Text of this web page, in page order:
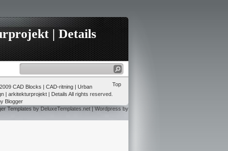
| Details
Top
CAD Blocks | CAD-ritning | Urban
| arkitekturprojekt | Details All rights reserved.
Blogger
Templates by DeluxeTemplates.net | Wordpress by